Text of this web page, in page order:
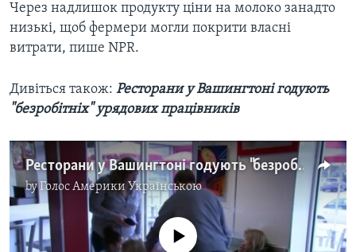
Через надлишок продукту ціни на молоко занадто
низькі, щоб фермери могли покрити власні
витрати, пише NPR.
Дивіться також: Ресторани у Вашингтоні годують
"безробітніх" урядових працівників
Ресторани у Вашингтоні годують "безробітніх" урядових працівників. Відео
byГолос Америки Українською
No media source currently available